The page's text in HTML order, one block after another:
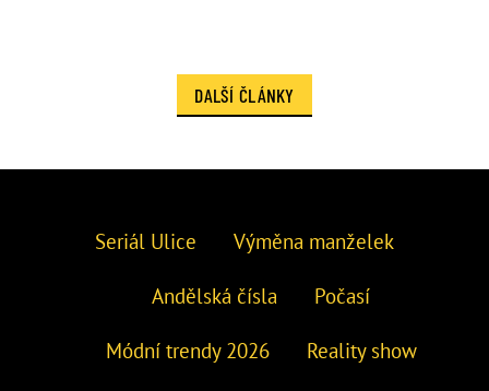
DALŠÍ ČLÁNKY
Seriál Ulice Výměna manželek
Andělská čísla Počasí
Módní trendy 2026 Reality show